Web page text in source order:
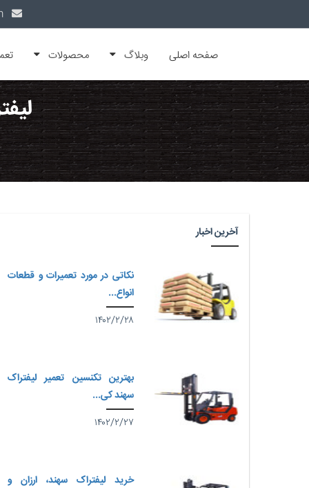
صفحه اصلی وبلاگ محصولات
آخرین اخبار
نکاتی در مورد تعمیرات و قطعات
انواع...
۱۴۰۲/۲/۲۸
بهترین تکنسین تعمیر لیفتراک
سهند کی...
۱۴۰۲/۲/۲۷
خرید لیفتراک سهند، ارزان و